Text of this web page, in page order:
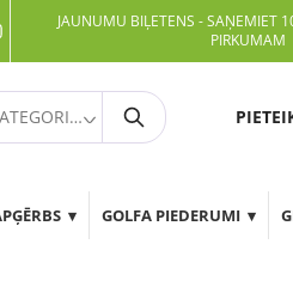
JAUNUMU BIĻETENS - SAŅEMIET
PIRKUMAM
Meklēt
GOLFA PIEDERUMI